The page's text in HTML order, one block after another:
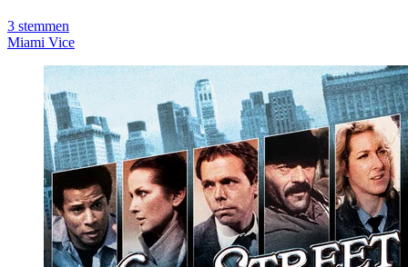
3 stemmen
Miami Vice